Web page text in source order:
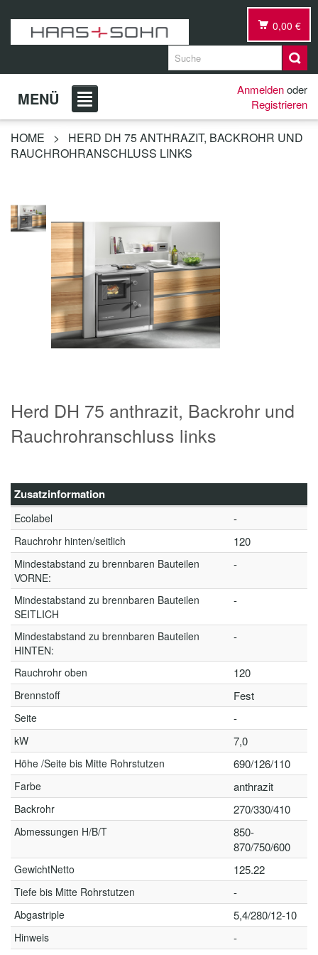
0,00 €
MENÜ Anmeldenoder
Registrieren
HOME >
HERD DH 75 ANTHRAZIT, BACKROHR UND
RAUCHROHRANSCHLUSS LINKS
Herd DH 75 anthrazit, Backrohr und
Rauchrohranschluss links
Zusatzinformation
Ecolabel -
Rauchrohr hinten/seitlich 120
Mindestabstand zu brennbaren Bauteilen
VORNE:
-
Mindestabstand zu brennbaren Bauteilen
SEITLICH
-
Mindestabstand zu brennbaren Bauteilen
HINTEN:
-
Rauchrohr oben 120
Brennstoff Fest
Seite -
kW 7,0
Höhe /Seite bis Mitte Rohrstutzen 690/126/110
Farbe anthrazit
Backrohr 270/330/410
Abmessungen H/B/T
850-
870/750/600
GewichtNetto 125.22
Tiefe bis Mitte Rohrstutzen -
Abgastriple 5,4/280/12-10
Hinweis -